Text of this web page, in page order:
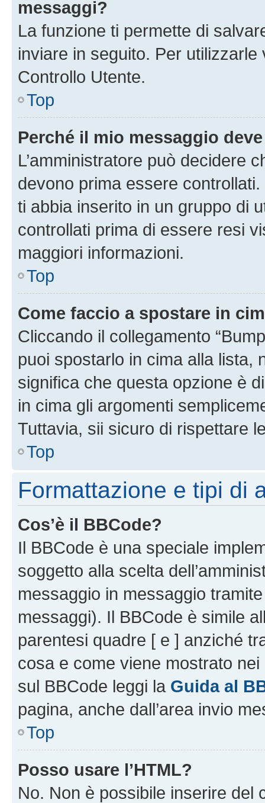
messaggi?
La funzione ti permette di
inviare in seguito. Per utilizzarle
Controllo Utente.
Top
Perché il mio messaggio
L’amministratore può decidere
devono prima essere
ti abbia inserito in un gruppo di
controllati prima di essere resi
maggiori informazioni.
Top
Come faccio a spostare in
Cliccando il collegamento
puoi spostarlo in cima alla lista,
significa che questa opzione è
in cima gli argomenti
Tuttavia, sii sicuro di rispettare
Top
Formattazione e tipi di
Cos’è il BBCode?
Il BBCode è una speciale
soggetto alla scelta
messaggio in messaggio
messaggi). Il BBCode è simile
parentesi quadre [ e ] anziché
cosa e come viene mostrato
sul BBCode leggi la Guida al
pagina, anche dall’area invio
Top
Posso usare l’HTML?
No. Non è possibile inserire del